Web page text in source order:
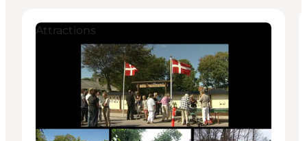
Attractions